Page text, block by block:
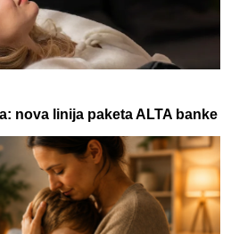
nova linija paketa ALTA banke